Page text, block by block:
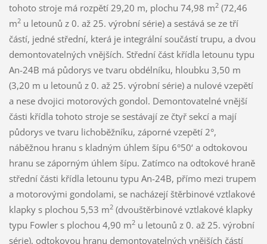
tohoto stroje má rozpětí 29,20 m, plochu 74,98 m2(72,46
m2u letounů z 0. až 25. výrobní série) a sestává se ze tří
částí, jedné střední, která je integrální součástí trupu, a dvou
demontovatelných vnějších. Střední část křídla letounu typu
An-24B má půdorys ve tvaru obdélníku, hloubku 3,50 m
(3,20 m u letounů z 0. až 25. výrobní série) a nulové vzepětí
a nese dvojici motorových gondol. Demontovatelné vnější
části křídla tohoto stroje se sestávají ze čtyř sekcí a mají
půdorys ve tvaru lichoběžníku, záporné vzepětí 2°,
náběžnou hranu s kladným úhlem šípu 6°50‘ a odtokovou
hranu se záporným úhlem šípu. Zatímco na odtokové hraně
střední části křídla letounu typu An-24B, přímo mezi trupem
a motorovými gondolami, se nacházejí štěrbinové vztlakové
klapky s plochou 5,53 m2(dvouštěrbinové vztlakové klapky
typu Fowler s plochou 4,90 m2u letounů z 0. až 25. výrobní
série), odtokovou hranu demontovatelných vnějších částí